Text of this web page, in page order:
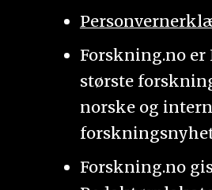
Forskning.no er
største
norske og
Forskning.no